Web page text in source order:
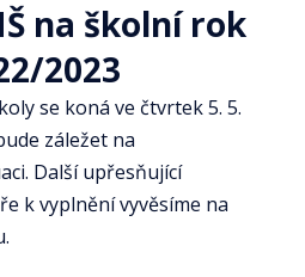
na školní rok
2023
se koná ve čtvrtek 5. 5.
záležet na
Další upřesňující
k vyplnění vyvěsíme na